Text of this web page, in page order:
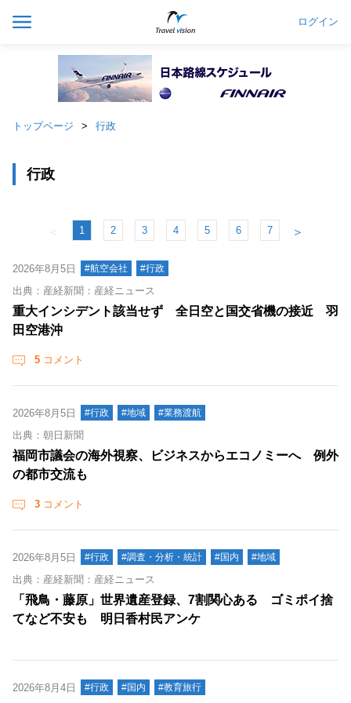
ログイン
トップページ 行政
行政
＜ 1 2 3 4 5 6 7 ＞
2026年8月5日 #航空会社 #行政
出典：産経新聞：産経ニュース
重大インシデント該当せず 全日空と国交省機の接近 羽
田空港沖
5 コメント
2026年8月5日 #行政 #地域 #業務渡航
出典：朝日新聞
福岡市議会の海外視察、ビジネスからエコノミーへ 例外
の都市交流も
3 コメント
2026年8月5日 #行政 #調査・分析・統計 #国内 #地域
出典：産経新聞：産経ニュース
「飛鳥・藤原」世界遺産登録、7割関心ある ゴミポイ捨
てなど不安も 明日香村民アンケ
2026年8月4日 #行政 #国内 #教育旅行